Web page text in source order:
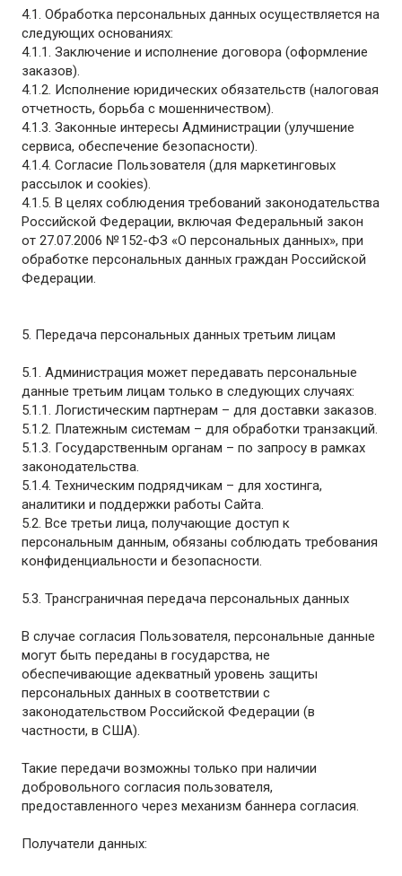
4.1. Обработка персональных данных осуществляется на
следующих основаниях:
4.1.1. Заключение и исполнение договора (оформление
заказов).
4.1.2. Исполнение юридических обязательств (налоговая
отчетность, борьба с мошенничеством).
4.1.3. Законные интересы Администрации (улучшение
сервиса, обеспечение безопасности).
4.1.4. Согласие Пользователя (для маркетинговых
рассылок и cookies).
4.1.5. В целях соблюдения требований законодательства
Российской Федерации, включая Федеральный закон
от 27.07.2006 № 152-ФЗ «О персональных данных», при
обработке персональных данных граждан Российской
Федерации.
5. Передача персональных данных третьим лицам
5.1. Администрация может передавать персональные
данные третьим лицам только в следующих случаях:
5.1.1. Логистическим партнерам – для доставки заказов.
5.1.2. Платежным системам – для обработки транзакций.
5.1.3. Государственным органам – по запросу в рамках
законодательства.
5.1.4. Техническим подрядчикам – для хостинга,
аналитики и поддержки работы Сайта.
5.2. Все третьи лица, получающие доступ к
персональным данным, обязаны соблюдать требования
конфиденциальности и безопасности.
5.3. Трансграничная передача персональных данных
В случае согласия Пользователя, персональные данные
могут быть переданы в государства, не
обеспечивающие адекватный уровень защиты
персональных данных в соответствии с
законодательством Российской Федерации (в
частности, в США).
Такие передачи возможны только при наличии
добровольного согласия пользователя,
предоставленного через механизм баннера согласия.
Получатели данных: